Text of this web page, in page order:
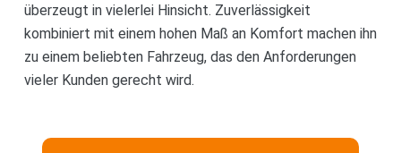
überzeugt in vielerlei Hinsicht. Zuverlässigkeit
kombiniert mit einem hohen Maß an Komfort machen ihn
zu einem beliebten Fahrzeug, das den Anforderungen
vieler Kunden gerecht wird.